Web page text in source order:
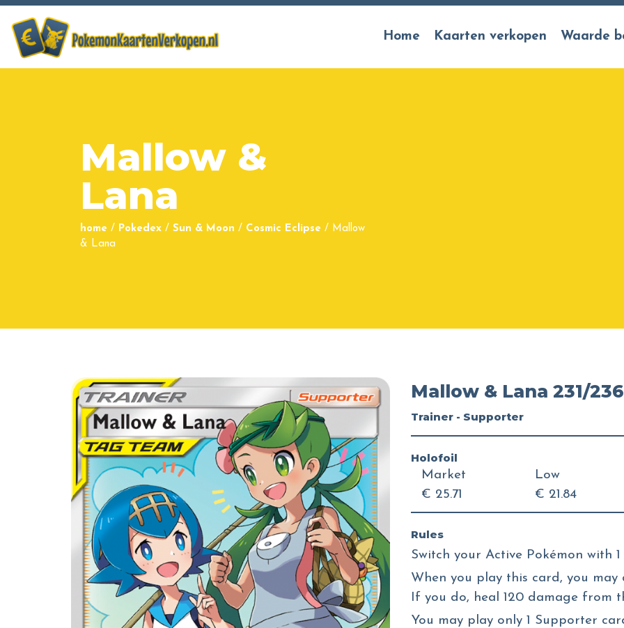
Home Kaarten verkopen Waarde
Mallow &
Lana
home / Pokedex / Sun & Moon / Cosmic Eclipse / Mallow
& Lana
Mallow & Lana 231/236
Trainer - Supporter
Holofoil
Market
€ 25.71
Low
€ 21.84
Rules
Switch your Active Pokémon with
When you play this card, you
If you do, heal 120 damage from
You may play only 1 Supporter